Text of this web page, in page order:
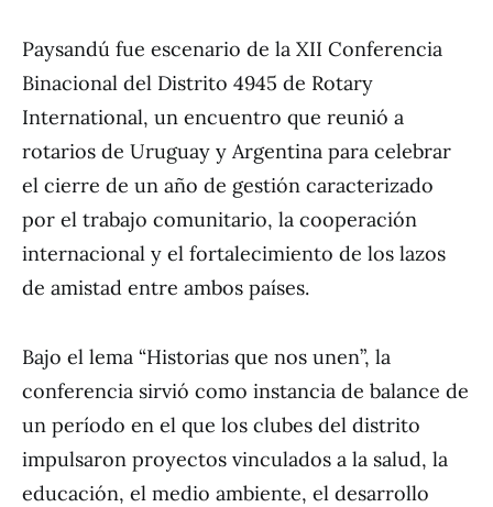
Paysandú fue escenario de la XII Conferencia
Binacional del Distrito 4945 de Rotary
International, un encuentro que reunió a
rotarios de Uruguay y Argentina para celebrar
el cierre de un año de gestión caracterizado
por el trabajo comunitario, la cooperación
internacional y el fortalecimiento de los lazos
de amistad entre ambos países.
Bajo el lema “Historias que nos unen”, la
conferencia sirvió como instancia de balance de
un período en el que los clubes del distrito
impulsaron proyectos vinculados a la salud, la
educación, el medio ambiente, el desarrollo